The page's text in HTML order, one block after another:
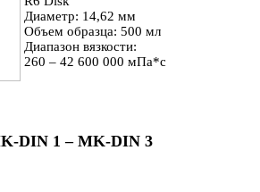
Диаметр: 14,62 мм
Объем образца: 500 мл
Диапазон вязкости:
260 – 42 600 000 мПа*с
1 – MK-DIN 3